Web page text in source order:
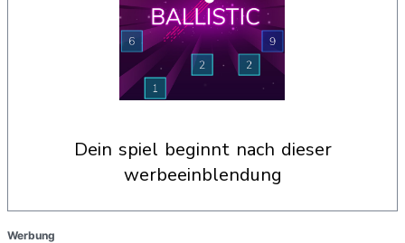
dein spiel beginnt nach dieser
werbeeinblendung
Werbung